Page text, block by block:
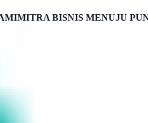
BISNIS MENUJU